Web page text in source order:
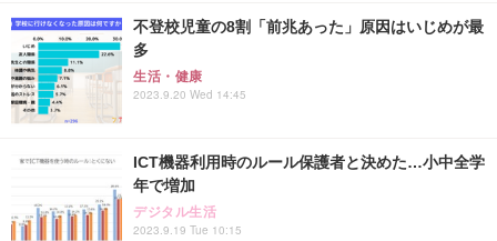
不登校児童の8割「前兆あった」原因はいじめが最
多
生活・健康
2023.9.20 Wed 14:45
ICT機器利用時のルール保護者と決めた…小中全学
年で増加
デジタル生活
2023.9.19 Tue 10:15